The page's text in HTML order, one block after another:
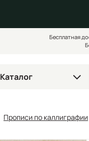
Бесплатная
Каталог
Прописи по каллиграфии